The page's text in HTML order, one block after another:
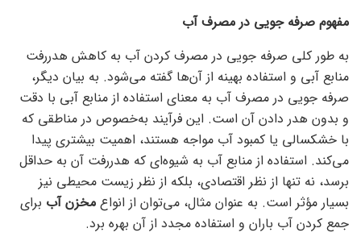
مفهوم صرفه جویی در مصرف آب
به طور کلی صرفه جویی در مصرف کردن آب به کاهش هدررفت
منابع آبی و استفاده بهینه از آن‌ها گفته می‌شود. به بیان دیگر،
صرفه جویی در مصرف آب به معنای استفاده از منابع آبی با دقت
و بدون هدر دادن آن است. این فرآیند به‌خصوص در مناطقی که
با خشکسالی یا کمبود آب مواجه هستند، اهمیت بیشتری پیدا
می‌کند. استفاده از منابع آب به شیوه‌ای که هدررفت آن به حداقل
برسد، نه تنها از نظر اقتصادی، بلکه از نظر زیست محیطی نیز
بسیار مؤثر است. به عنوان مثال، می‌توان از انواع مخزن آب برای
جمع کردن آب باران و استفاده مجدد از آن بهره برد.